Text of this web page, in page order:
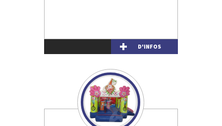
D'INFOS